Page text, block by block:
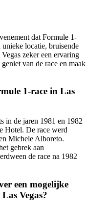
dat Formule 1-
locatie, bruisende
zeker een ervaring
van de race en maak
1-race in Las
in de jaren 1981 en 1982
Hotel. De race werd
Michele Alboreto.
gebrek aan
de race na 1982
een mogelijke
Vegas?